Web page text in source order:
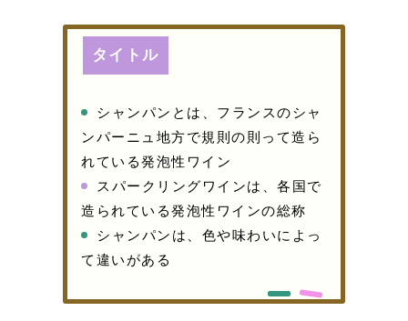
タイトル
シャンパンとは、フランスのシャ
ンパーニュ地方で規則の則って造ら
れている発泡性ワイン
スパークリングワインは、各国で
造られている発泡性ワインの総称
シャンパンは、色や味わいによっ
て違いがある